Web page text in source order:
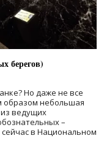
берегов)
Но даже не все
образом небольшая
ведущих
–
в Национальном